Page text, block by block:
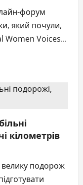
форум
який почули,
Women Voices...
кілометрів
велику подорож